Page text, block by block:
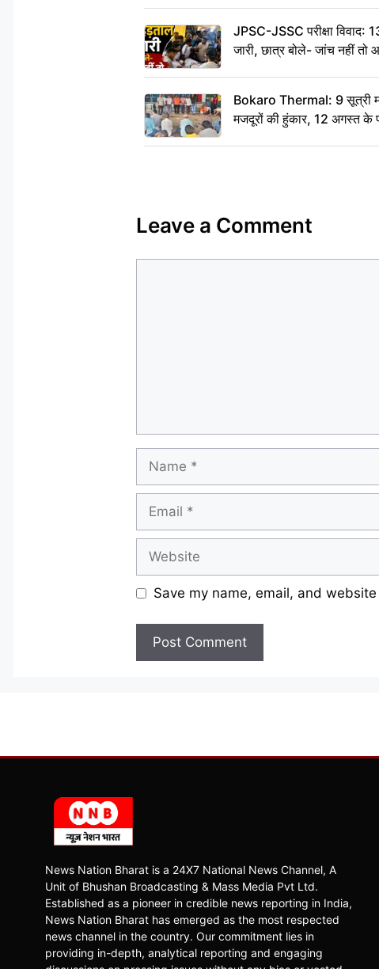
JPSC-JSSC परीक्षा विवाद:
जारी, छात्र बोले- जांच नहीं
Bokaro Thermal: 9 सूत्री
मजदूरों की हुंकार, 12 अगस्त के
Leave a Comment
Name
Email
Website
Save my name, email, and
News Nation Bharat is a 24X7 National News Channel, A
Unit of Bhushan Broadcasting & Mass Media Pvt Ltd.
Established as a pioneer in credible news reporting in India,
News Nation Bharat has emerged as the most respected
news channel in the country. Our commitment lies in
providing in-depth, analytical reporting and engaging